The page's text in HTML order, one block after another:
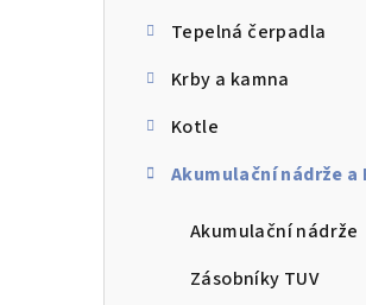
Tepelná čerpadla
Krby a kamna
Kotle
Akumulační nádrže a
Akumulační nádrže
Zásobníky TUV